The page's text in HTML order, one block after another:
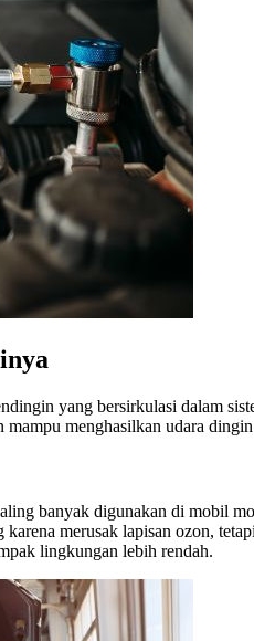
yang bersirkulasi dalam
mampu menghasilkan udara
banyak digunakan di mobil
karena merusak lapisan ozon,
lingkungan lebih rendah.